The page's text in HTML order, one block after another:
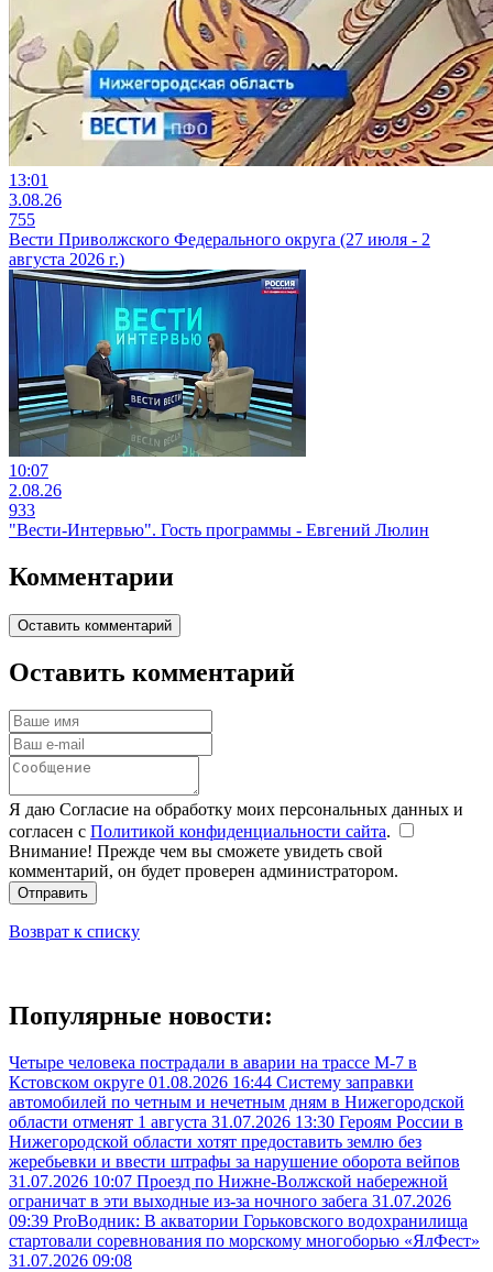
13:01
3.08.26
755
Вести Приволжского Федерального округа (27 июля - 2
августа 2026 г.)
10:07
2.08.26
933
"Вести-Интервью". Гость программы - Евгений Люлин
Комментарии
Оставить комментарий
Оставить комментарий
Я даю Согласие на обработку моих персональных данных и
согласен с Политикой конфиденциальности сайта.
Внимание! Прежде чем вы сможете увидеть свой
комментарий, он будет проверен администратором.
Отправить
Возврат к списку
Популярные новости:
Четыре человека пострадали в аварии на трассе М-7 в
Кстовском округе 01.08.2026 16:44 Систему заправки
автомобилей по четным и нечетным дням в Нижегородской
области отменят 1 августа 31.07.2026 13:30 Героям России в
Нижегородской области хотят предоставить землю без
жеребьевки и ввести штрафы за нарушение оборота вейпов
31.07.2026 10:07 Проезд по Нижне-Волжской набережной
ограничат в эти выходные из-за ночного забега 31.07.2026
09:39 ProВодник: В акватории Горьковского водохранилища
стартовали соревнования по морскому многоборью «ЯлФест»
31.07.2026 09:08